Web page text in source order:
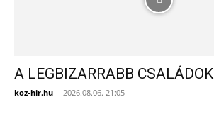
A LEGBIZARRABB CSALÁDOK
koz-hir.hu - 2026.08.06. 21:05